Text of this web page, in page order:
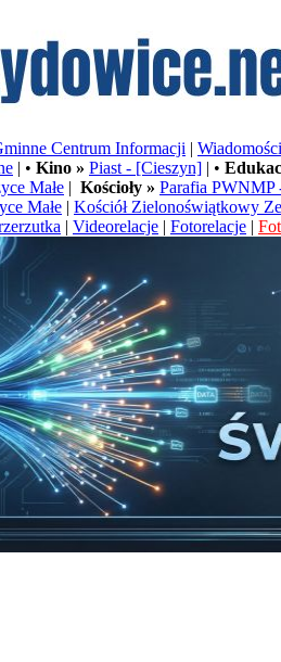
Centrum Informacji |
| • Kino » Piast - [Cieszyn] | •
Małe | Kościoły » Parafia PWNMP
Małe | Kościół Zielonoświątkowy
| Videorelacje | Fotorelacje |